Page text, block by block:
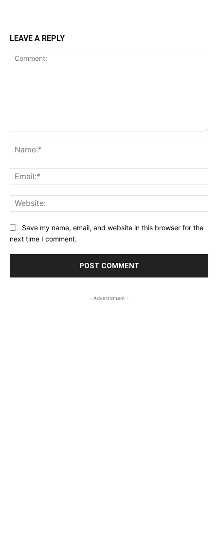
LEAVE A REPLY
Save my name, email, and website in this browser for the
next time I comment.
- Advertisment -